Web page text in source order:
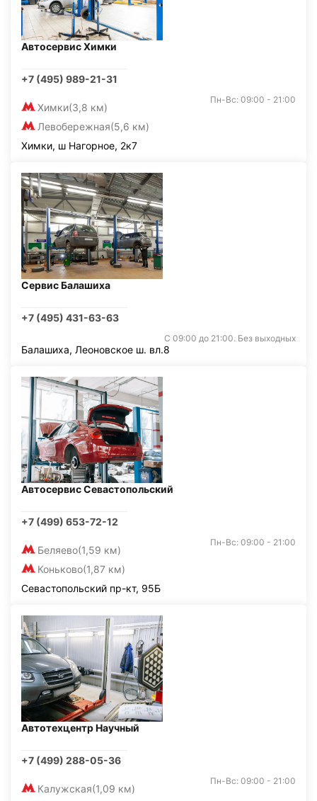
Автосервис Химки
+7 (495) 989-21-31
Химки(3,8 км)
Левобережная(5,6 км)
Пн-Вс: 09:00 - 21:00
Химки, ш Нагорное, 2к7
Сервис Балашиха
+7 (495) 431-63-63
С 09:00 до 21:00. Без выходных
Балашиха, Леоновское ш. вл.8
Автосервис Севастопольский
+7 (499) 653-72-12
Беляево(1,59 км)
Коньково(1,87 км)
Пн-Вс: 09:00 - 21:00
Севастопольский пр-кт, 95Б
Автотехцентр Научный
+7 (499) 288-05-36
Калужская(1,09 км)
Пн-Вс: 09:00 - 21:00